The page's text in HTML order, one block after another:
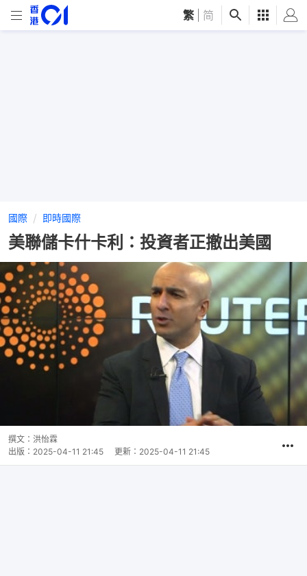
繁 简
國際 即時國際
美聯儲卡什卡利：投資者正撤出美國
撰文： 洪怡霖
出版： 2025-04-11 21:45 更新： 2025-04-11 21:45